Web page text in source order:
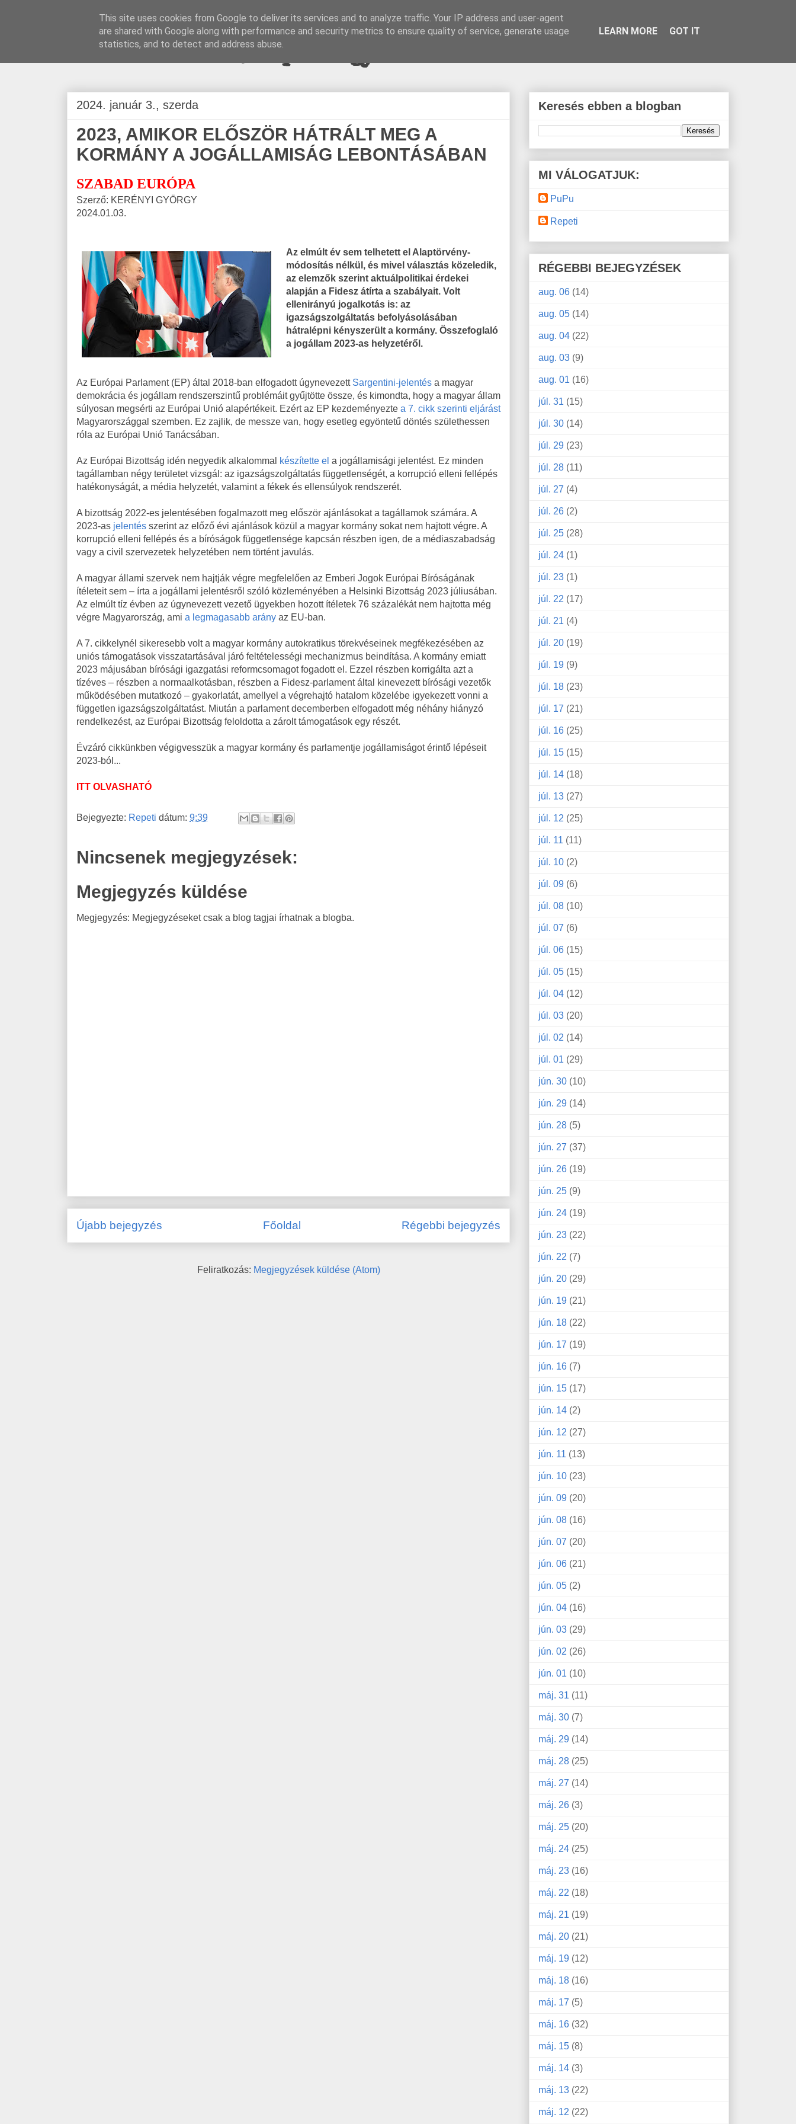
BLOGÁSZAT, napi blogjava
2024. január 3., szerda
2023, AMIKOR ELŐSZÖR HÁTRÁLT MEG A
KORMÁNY A JOGÁLLAMISÁG LEBONTÁSÁBAN
SZABAD EURÓPA
Szerző: KERÉNYI GYÖRGY
2024.01.03.
Az elmúlt év sem telhetett el Alaptörvény-
módosítás nélkül, és mivel választás közeledik,
az elemzők szerint aktuálpolitikai érdekei
alapján a Fidesz átírta a szabályait. Volt
ellenirányú jogalkotás is: az
igazságszolgáltatás befolyásolásában
hátralépni kényszerült a kormány. Összefoglaló
a jogállam 2023-as helyzetéről.
Az Európai Parlament (EP) által 2018-ban elfogadott úgynevezett Sargentini-jelentés a magyar
demokrácia és jogállam rendszerszintű problémáit gyűjtötte össze, és kimondta, hogy a magyar állam
súlyosan megsérti az Európai Unió alapértékeit. Ezért az EP kezdeményezte a 7. cikk szerinti eljárást
Magyarországgal szemben. Ez zajlik, de messze van, hogy esetleg egyöntetű döntés születhessen
róla az Európai Unió Tanácsában.
Az Európai Bizottság idén negyedik alkalommal készítette el a jogállamisági jelentést. Ez minden
tagállamban négy területet vizsgál: az igazságszolgáltatás függetlenségét, a korrupció elleni fellépés
hatékonyságát, a média helyzetét, valamint a fékek és ellensúlyok rendszerét.
A bizottság 2022-es jelentésében fogalmazott meg először ajánlásokat a tagállamok számára. A
2023-as jelentés szerint az előző évi ajánlások közül a magyar kormány sokat nem hajtott végre. A
korrupció elleni fellépés és a bíróságok függetlensége kapcsán részben igen, de a médiaszabadság
vagy a civil szervezetek helyzetében nem történt javulás.
A magyar állami szervek nem hajtják végre megfelelően az Emberi Jogok Európai Bíróságának
ítéleteit sem – írta a jogállami jelentésről szóló közleményében a Helsinki Bizottság 2023 júliusában.
Az elmúlt tíz évben az úgynevezett vezető ügyekben hozott ítéletek 76 százalékát nem hajtotta még
végre Magyarország, ami a legmagasabb arány az EU-ban.
A 7. cikkelynél sikeresebb volt a magyar kormány autokratikus törekvéseinek megfékezésében az
uniós támogatások visszatartásával járó feltételességi mechanizmus beindítása. A kormány emiatt
2023 májusában bírósági igazgatási reformcsomagot fogadott el. Ezzel részben korrigálta azt a
tízéves – részben a normaalkotásban, részben a Fidesz-parlament által kinevezett bírósági vezetők
működésében mutatkozó – gyakorlatát, amellyel a végrehajtó hatalom közelébe igyekezett vonni a
független igazságszolgáltatást. Miután a parlament decemberben elfogadott még néhány hiányzó
rendelkezést, az Európai Bizottság feloldotta a zárolt támogatások egy részét.
Évzáró cikkünkben végigvesszük a magyar kormány és parlamentje jogállamiságot érintő lépéseit
2023-ból...
ITT OLVASHATÓ
Bejegyezte: Repeti dátum: 9:39
Nincsenek megjegyzések:
Megjegyzés küldése
Megjegyzés: Megjegyzéseket csak a blog tagjai írhatnak a blogba.
Újabb bejegyzés Régebbi bejegyzés
Főoldal
Feliratkozás: Megjegyzések küldése (Atom)
Keresés ebben a blogban
MI VÁLOGATJUK:
PuPu
Repeti
RÉGEBBI BEJEGYZÉSEK
aug. 06 (14)
aug. 05 (14)
aug. 04 (22)
aug. 03 (9)
aug. 01 (16)
júl. 31 (15)
júl. 30 (14)
júl. 29 (23)
júl. 28 (11)
júl. 27 (4)
júl. 26 (2)
júl. 25 (28)
júl. 24 (1)
júl. 23 (1)
júl. 22 (17)
júl. 21 (4)
júl. 20 (19)
júl. 19 (9)
júl. 18 (23)
júl. 17 (21)
júl. 16 (25)
júl. 15 (15)
júl. 14 (18)
júl. 13 (27)
júl. 12 (25)
júl. 11 (11)
júl. 10 (2)
júl. 09 (6)
júl. 08 (10)
júl. 07 (6)
júl. 06 (15)
júl. 05 (15)
júl. 04 (12)
júl. 03 (20)
júl. 02 (14)
júl. 01 (29)
jún. 30 (10)
jún. 29 (14)
jún. 28 (5)
jún. 27 (37)
jún. 26 (19)
jún. 25 (9)
jún. 24 (19)
jún. 23 (22)
jún. 22 (7)
jún. 20 (29)
jún. 19 (21)
jún. 18 (22)
jún. 17 (19)
jún. 16 (7)
jún. 15 (17)
jún. 14 (2)
jún. 12 (27)
jún. 11 (13)
jún. 10 (23)
jún. 09 (20)
jún. 08 (16)
jún. 07 (20)
jún. 06 (21)
jún. 05 (2)
jún. 04 (16)
jún. 03 (29)
jún. 02 (26)
jún. 01 (10)
máj. 31 (11)
máj. 30 (7)
máj. 29 (14)
máj. 28 (25)
máj. 27 (14)
máj. 26 (3)
máj. 25 (20)
máj. 24 (25)
máj. 23 (16)
máj. 22 (18)
máj. 21 (19)
máj. 20 (21)
máj. 19 (12)
máj. 18 (16)
máj. 17 (5)
máj. 16 (32)
máj. 15 (8)
máj. 14 (3)
máj. 13 (22)
máj. 12 (22)
This site uses cookies from Google to deliver its services and to analyze traffic. Your IP address and user-agent
are shared with Google along with performance and security metrics to ensure quality of service, generate usage
statistics, and to detect and address abuse.
LEARN MORE GOT IT